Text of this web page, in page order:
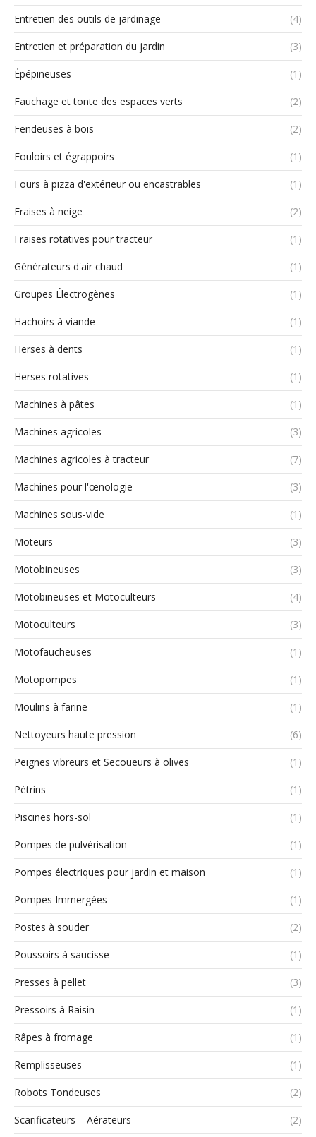
Entretien des outils de jardinage (4)
Entretien et préparation du jardin (3)
Épépineuses (1)
Fauchage et tonte des espaces verts (2)
Fendeuses à bois (2)
Fouloirs et égrappoirs (1)
Fours à pizza d'extérieur ou encastrables (1)
Fraises à neige (2)
Fraises rotatives pour tracteur (1)
Générateurs d'air chaud (1)
Groupes Électrogènes (1)
Hachoirs à viande (1)
Herses à dents (1)
Herses rotatives (1)
Machines à pâtes (1)
Machines agricoles (3)
Machines agricoles à tracteur (7)
Machines pour l'œnologie (3)
Machines sous-vide (1)
Moteurs (3)
Motobineuses (3)
Motobineuses et Motoculteurs (4)
Motoculteurs (3)
Motofaucheuses (1)
Motopompes (1)
Moulins à farine (1)
Nettoyeurs haute pression (6)
Peignes vibreurs et Secoueurs à olives (1)
Pétrins (1)
Piscines hors-sol (1)
Pompes de pulvérisation (1)
Pompes électriques pour jardin et maison (1)
Pompes Immergées (1)
Postes à souder (2)
Poussoirs à saucisse (1)
Presses à pellet (3)
Pressoirs à Raisin (1)
Râpes à fromage (1)
Remplisseuses (1)
Robots Tondeuses (2)
Scarificateurs – Aérateurs (2)